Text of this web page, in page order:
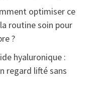
optimiser ce
routine soin pour
?
hyaluronique :
regard lifté sans